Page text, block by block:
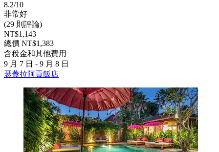
8.2/10
非常好
(29 則評論)
NT$1,143
總價 NT$1,383
含稅金和其他費用
9 月 7 日 - 9 月 8 日
瑟蓋拉阿貢飯店